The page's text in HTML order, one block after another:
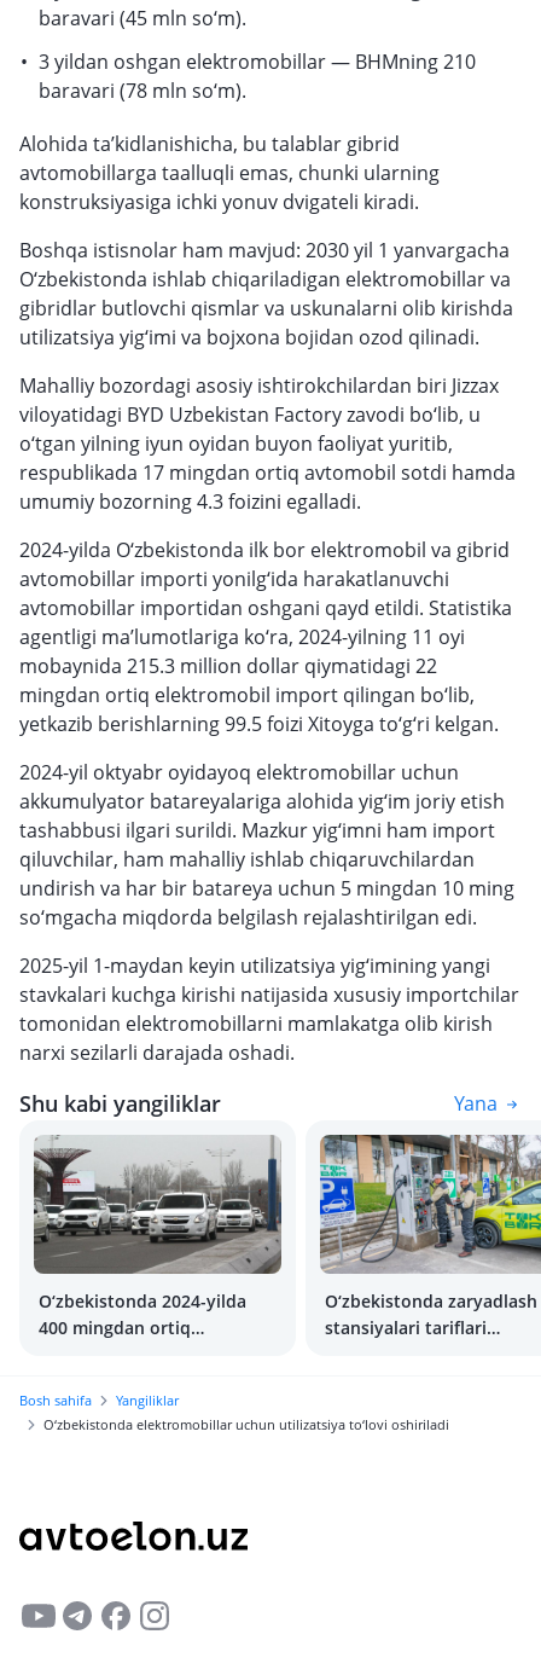
baravari (45 mln so‘m).
3 yildan oshgan elektromobillar — BHMning 210
baravari (78 mln so‘m).
Alohida ta’kidlanishicha, bu talablar gibrid
avtomobillarga taalluqli emas, chunki ularning
konstruksiyasiga ichki yonuv dvigateli kiradi.
Boshqa istisnolar ham mavjud: 2030 yil 1 yanvargacha
O‘zbekistonda ishlab chiqariladigan elektromobillar va
gibridlar butlovchi qismlar va uskunalarni olib kirishda
utilizatsiya yig‘imi va bojxona bojidan ozod qilinadi.
Mahalliy bozordagi asosiy ishtirokchilardan biri Jizzax
viloyatidagi BYD Uzbekistan Factory zavodi bo‘lib, u
o‘tgan yilning iyun oyidan buyon faoliyat yuritib,
respublikada 17 mingdan ortiq avtomobil sotdi hamda
umumiy bozorning 4.3 foizini egalladi.
2024-yilda O‘zbekistonda ilk bor elektromobil va gibrid
avtomobillar importi yonilg‘ida harakatlanuvchi
avtomobillar importidan oshgani qayd etildi. Statistika
agentligi ma’lumotlariga ko‘ra, 2024-yilning 11 oyi
mobaynida 215.3 million dollar qiymatidagi 22
mingdan ortiq elektromobil import qilingan bo‘lib,
yetkazib berishlarning 99.5 foizi Xitoyga to‘g‘ri kelgan.
2024-yil oktyabr oyidayoq elektromobillar uchun
akkumulyator batareyalariga alohida yig‘im joriy etish
tashabbusi ilgari surildi. Mazkur yig‘imni ham import
qiluvchilar, ham mahalliy ishlab chiqaruvchilardan
undirish va har bir batareya uchun 5 mingdan 10 ming
so‘mgacha miqdorda belgilash rejalashtirilgan edi.
2025-yil 1-maydan keyin utilizatsiya yig‘imining yangi
stavkalari kuchga kirishi natijasida xususiy importchilar
tomonidan elektromobillarni mamlakatga olib kirish
narxi sezilarli darajada oshadi.
Shu kabi yangiliklar Yana
O‘zbekistonda 2024-yilda
400 mingdan ortiq
O‘zbekistonda zaryadlash
stansiyalari tariflari
Bosh sahifa
Yangiliklar
O‘zbekistonda elektromobillar uchun utilizatsiya to‘lovi oshiriladi